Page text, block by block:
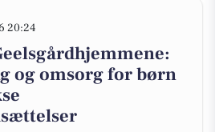
20:24
og omsorg for børn